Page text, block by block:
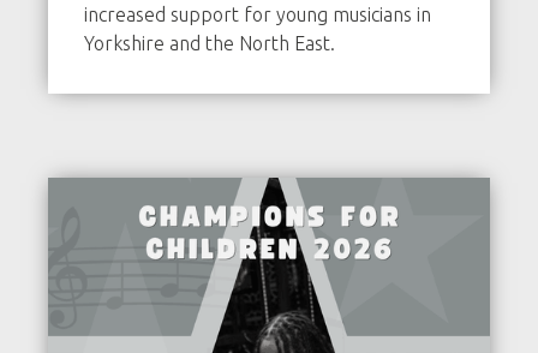
increased support for young musicians in
Yorkshire and the North East.